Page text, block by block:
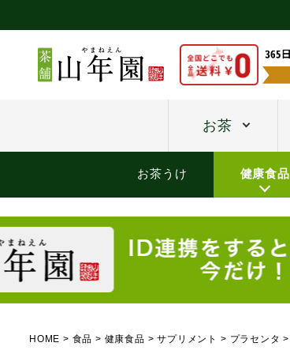
お茶
お茶うけ 健康食品
HOME 食品 健康食品 サプリメント プラセンタ